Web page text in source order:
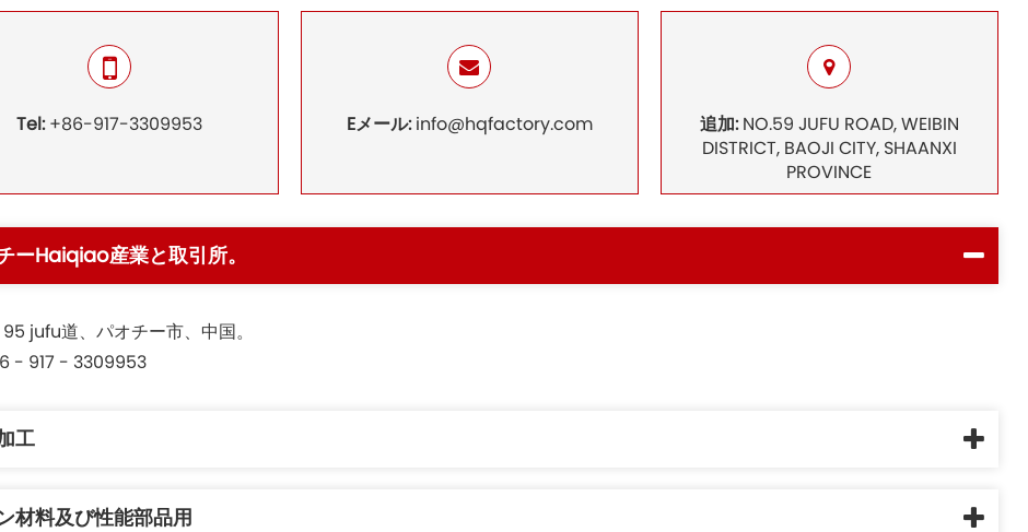
Tel:+86-917-3309953 Eメール:info@hqfactory.com 追加:NO.59 JUFU ROAD, WEIBIN
DISTRICT, BAOJI CITY, SHAANXI
PROVINCE
ーHaiqiao産業と取引所。
jufu道、パオチー市、中国。
- 917 - 3309953
工
材料及び性能部品用